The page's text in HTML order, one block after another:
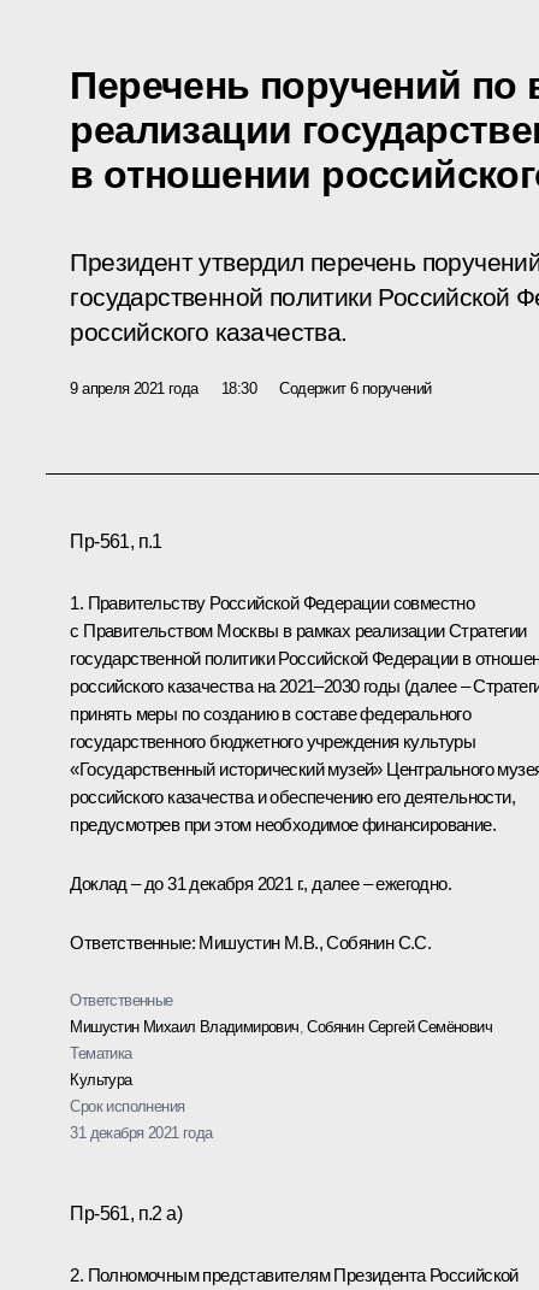
Перечень поручений по
реализации
в отношении
Президент утвердил перечень
государственной политики Российской
российского казачества.
9 апреля 2021 года 18:30 Содержит 6 поручений
Пр-561, п.1
1. Правительству Российской Федерации совместно
с Правительством Москвы в рамках реализации Стратегии
государственной политики Российской Федерации в
российского казачества на 2021–2030 годы (далее –
принять меры по созданию в составе федерального
государственного бюджетного учреждения культуры
«Государственный исторический музей» Центрального
российского казачества и обеспечению его деятельности,
предусмотрев при этом необходимое финансирование.
Доклад – до 31 декабря 2021 г., далее – ежегодно.
Ответственные: Мишустин М.В., Собянин С.С.
Ответственные
Мишустин Михаил Владимирович ,Собянин Сергей Семёнович
Тематика
Культура
Срок исполнения
31 декабря 2021 года
Пр-561, п.2 а)
2. Полномочным представителям Президента Российской